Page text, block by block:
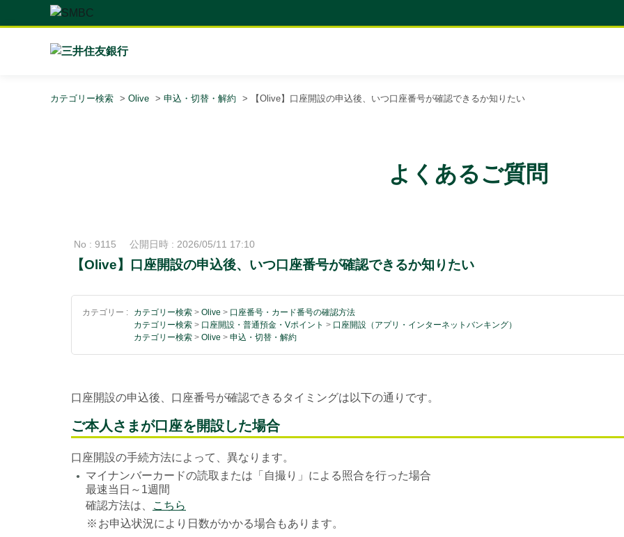
カテゴリー検索 > Olive > 申込・切替・解約 > 【Olive】口座開設の申込後、いつ口座番号が確認できるか知りたい
よくあるご質問
No : 9115 公開日時 : 2026/05/11 17:10
【Olive】口座開設の申込後、いつ口座番号が確認できるか知りたい
カテゴリー : カテゴリー検索 > Olive > 口座番号・カード番号の確認方法
カテゴリー検索 > 口座開設・普通預金・Vポイント > 口座開設（アプリ・インターネットバンキング）
カテゴリー検索 > Olive > 申込・切替・解約
口座開設の申込後、口座番号が確認できるタイミングは以下の通りです。
ご本人さまが口座を開設した場合
口座開設の手続方法によって、異なります。
●
マイナンバーカードの読取または「自撮り」による照合を行った場合
最速当日～1週間
確認方法は、
こちら
※ お申込状況により日数がかかる場合もあります。